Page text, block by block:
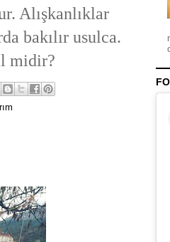
Alışkanlıklar
bakılır usulca.
midir?